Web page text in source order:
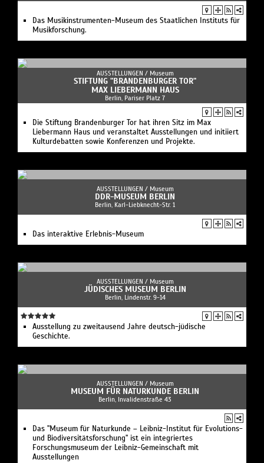
Das Musikinstrumenten-Museum des Staatlichen Instituts für
Musikforschung.
AUSSTELLUNGEN / Museum
STIFTUNG "BRANDENBURGER TOR"
MAX LIEBERMANN HAUS
Berlin, Pariser Platz 7
Die Stiftung Brandenburger Tor hat ihren Sitz im Max
Liebermann Haus und veranstaltet Ausstellungen und initiiert
Kulturdebatten sowie Konferenzen und Projekte.
AUSSTELLUNGEN / Museum
DDR-MUSEUM BERLIN
Berlin, Karl-Liebknecht-Str. 1
Das interaktive Erlebnis-Museum
AUSSTELLUNGEN / Museum
JÜDISCHES MUSEUM BERLIN
Berlin, Lindenstr. 9-14
Ausstellung zu zweitausend Jahre deutsch-jüdische
Geschichte.
AUSSTELLUNGEN / Museum
MUSEUM FÜR NATURKUNDE BERLIN
Berlin, Invalidenstraße 43
Das "Museum für Naturkunde – Leibniz-Institut für Evolutions-
und Biodiversitätsforschung" ist ein integriertes
Forschungsmuseum der Leibniz-Gemeinschaft mit
Ausstellungen